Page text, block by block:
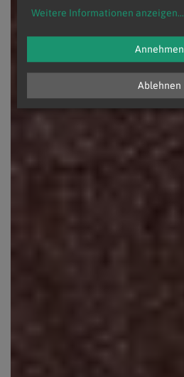
Weitere Informationen anzeigen...
Ablehnen
Annehmen